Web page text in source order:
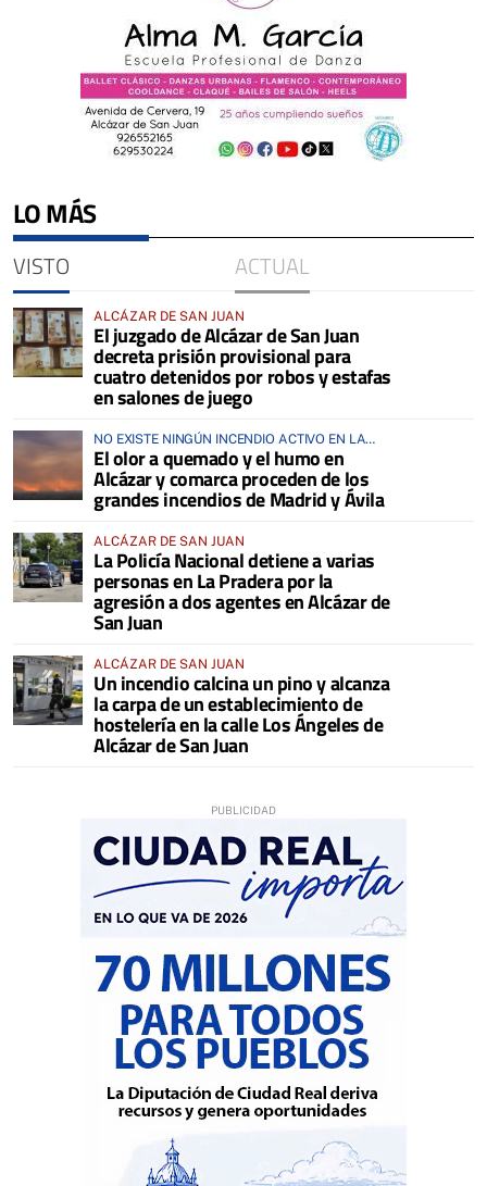
LO MÁS
VISTO ACTUAL
ALCÁZAR DE SAN JUAN
El juzgado de Alcázar de San Juan
decreta prisión provisional para
cuatro detenidos por robos y estafas
en salones de juego
NO EXISTE NINGÚN INCENDIO ACTIVO EN LA
COMARCA
El olor a quemado y el humo en
Alcázar y comarca proceden de los
grandes incendios de Madrid y Ávila
ALCÁZAR DE SAN JUAN
La Policía Nacional detiene a varias
personas en La Pradera por la
agresión a dos agentes en Alcázar de
San Juan
ALCÁZAR DE SAN JUAN
Un incendio calcina un pino y alcanza
la carpa de un establecimiento de
hostelería en la calle Los Ángeles de
Alcázar de San Juan